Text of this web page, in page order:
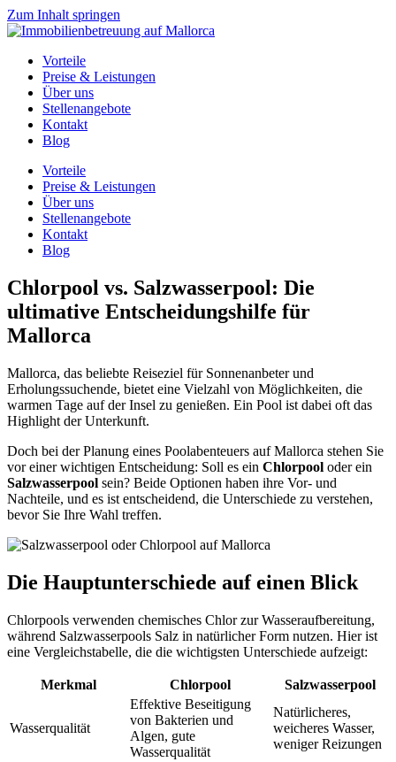
Zum Inhalt springen
Vorteile
Preise & Leistungen
Über uns
Stellenangebote
Kontakt
Blog
Vorteile
Preise & Leistungen
Über uns
Stellenangebote
Kontakt
Blog
Chlorpool vs. Salzwasserpool: Die
ultimative Entscheidungshilfe für
Mallorca
Mallorca, das beliebte Reiseziel für Sonnenanbeter und
Erholungssuchende, bietet eine Vielzahl von Möglichkeiten, die
warmen Tage auf der Insel zu genießen. Ein Pool ist dabei oft das
Highlight der Unterkunft.
Doch bei der Planung eines Poolabenteuers auf Mallorca stehen Sie
vor einer wichtigen Entscheidung: Soll es ein Chlorpool oder ein
Salzwasserpool sein? Beide Optionen haben ihre Vor- und
Nachteile, und es ist entscheidend, die Unterschiede zu verstehen,
bevor Sie Ihre Wahl treffen.
Die Hauptunterschiede auf einen Blick
Chlorpools verwenden chemisches Chlor zur Wasseraufbereitung,
während Salzwasserpools Salz in natürlicher Form nutzen. Hier ist
eine Vergleichstabelle, die die wichtigsten Unterschiede aufzeigt:
Merkmal Chlorpool Salzwasserpool
Wasserqualität
Effektive Beseitigung
von Bakterien und
Algen, gute
Wasserqualität
Natürlicheres,
weicheres Wasser,
weniger Reizungen